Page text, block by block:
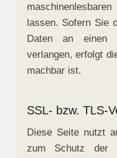
lassen. Sofern Sie
Daten an einen
verlangen, erfolgt
machbar ist.
SSL- bzw. TLS-
Diese Seite nutzt
zum Schutz der